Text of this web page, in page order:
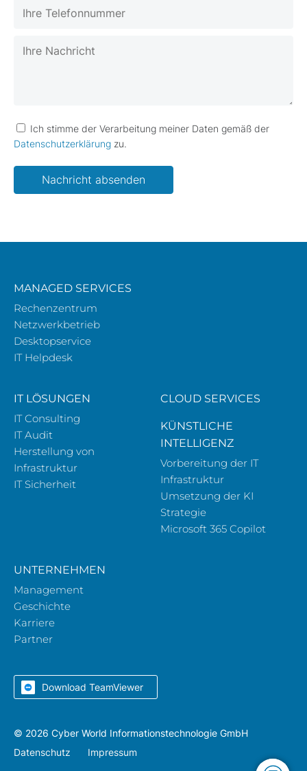
Ich stimme der Verarbeitung meiner Daten gemäß der
Datenschutzerklärung zu.
Please leave this field empty.
MANAGED SERVICES
Rechenzentrum
Netzwerkbetrieb
Desktopservice
IT Helpdesk
IT LÖSUNGEN
IT Consulting
IT Audit
Herstellung von
Infrastruktur
IT Sicherheit
CLOUD SERVICES
KÜNSTLICHE
INTELLIGENZ
Vorbereitung der IT
Infrastruktur
Umsetzung der KI
Strategie
Microsoft 365 Copilot
UNTERNEHMEN
Management
Geschichte
Karriere
Partner
Download TeamViewer
© 2026 Cyber World Informationstechnologie GmbH
Datenschutz
Impressum